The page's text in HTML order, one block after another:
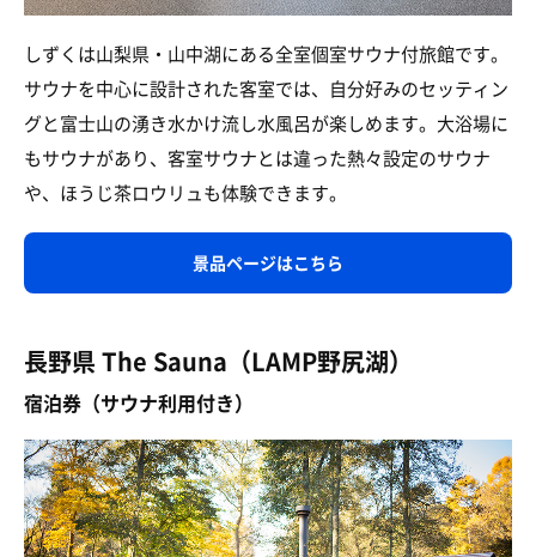
しずくは山梨県・山中湖にある全室個室サウナ付旅館です。
サウナを中心に設計された客室では、自分好みのセッティン
グと富士山の湧き水かけ流し水風呂が楽しめます。大浴場に
もサウナがあり、客室サウナとは違った熱々設定のサウナ
や、ほうじ茶ロウリュも体験できます。
景品ページはこちら
長野県 The Sauna（LAMP野尻湖）
宿泊券（サウナ利用付き）